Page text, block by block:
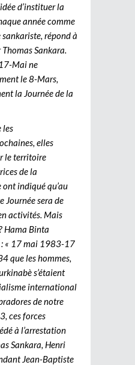
d’instituer la
année comme
répond à
Sankara.
Mai ne
le 8-Mars,
la Journée de la
les
elles
le territoire
de la
ont indiqué qu’au
Journée sera de
activités. Mais
Hama Binta
: « 17 mai 1983-17
que les hommes,
s’étaient
international
de notre
ces forces
à l’arrestation
Sankara, Henri
Jean-Baptiste